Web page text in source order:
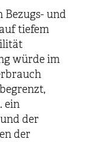
Bezugs- und
tiefem
würde im
ein
der
der